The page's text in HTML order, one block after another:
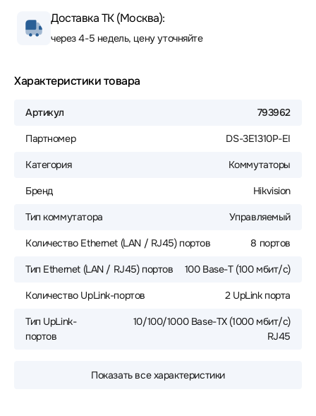
Доставка ТК (Москва):
через 4-5 недель, цену уточняйте
Характеристики товара
Артикул 793962
Партномер DS-3E1310P-EI
Категория Коммутаторы
Бренд Hikvision
Тип коммутатора Управляемый
Количество Ethernet (LAN / RJ45) портов 8 портов
Тип Ethernet (LAN / RJ45) портов 100 Base-T (100 мбит/с)
Количество UpLink-портов 2 UpLink порта
Тип UpLink-
портов
10/100/1000 Base-TX (1000 мбит/с)
RJ45
Показать все характеристики